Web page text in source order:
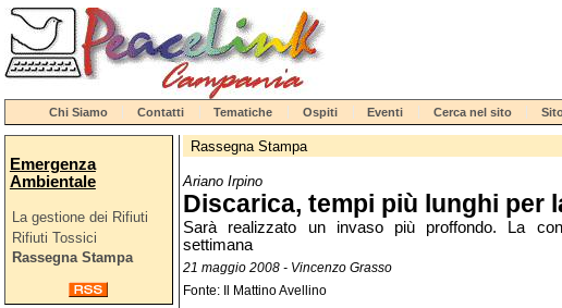
Chi Siamo Contatti Tematiche Ospiti Eventi Cerca nel sito
Emergenza
Ambientale
La gestione dei Rifiuti
Rifiuti Tossici
Rassegna Stampa
Rassegna Stampa
Ariano Irpino
Discarica, tempi più lunghi per
Sarà realizzato un invaso più proffondo. La
settimana
21 maggio 2008 - Vincenzo Grasso
Fonte: Il Mattino Avellino